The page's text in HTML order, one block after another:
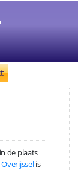
de plaats
Overijsselis